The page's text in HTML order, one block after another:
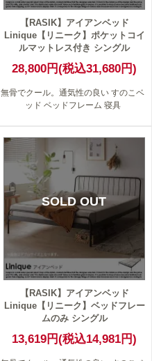
【RASIK】アイアンベッド
Linique【リニーク】ポケットコイ
ルマットレス付き シングル
28,800円(税込31,680円)
無骨でクール。通気性の良い すのこベ
ッド ベッドフレーム 寝具
SOLD OUT
【RASIK】アイアンベッド
Linique【リニーク】ベッドフレー
ムのみ シングル
13,619円(税込14,981円)